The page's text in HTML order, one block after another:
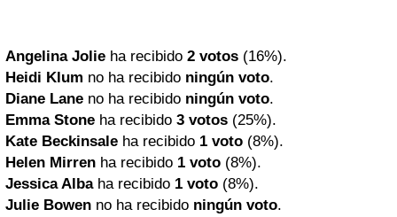
Angelina Jolie ha recibido 2 votos (16%).
Heidi Klum no ha recibido ningún voto.
Diane Lane no ha recibido ningún voto.
Emma Stone ha recibido 3 votos (25%).
Kate Beckinsale ha recibido 1 voto (8%).
Helen Mirren ha recibido 1 voto (8%).
Jessica Albaha recibido 1 voto (8%).
Julie Bowen no ha recibido ningún voto.